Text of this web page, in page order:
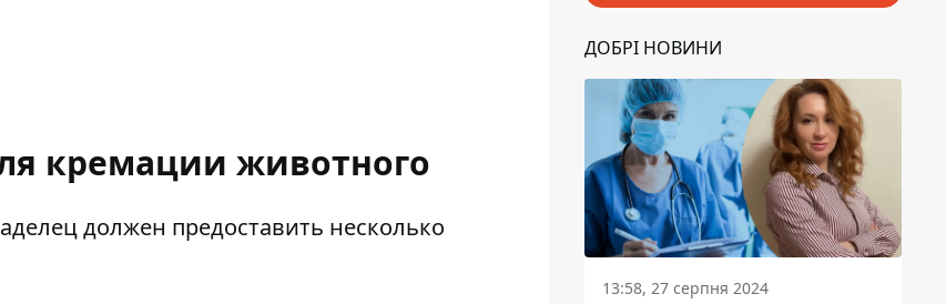
кремации животного
должен предоставить несколько
ДОБРІ НОВИНИ
13:58, 27 серпня 2024